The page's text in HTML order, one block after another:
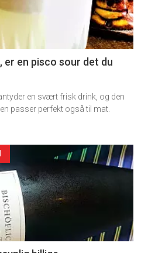
er en pisco sour det du
en svært frisk drink, og den
passer perfekt også til mat.